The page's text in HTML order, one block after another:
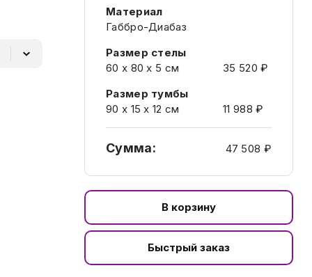
Материал
Габбро-Диабаз
Размер стелы
60 x 80 x 5 см
35 520 ₽
Размер тумбы
90 х 15 х 12 см
11 988 ₽
Сумма: 47 508 ₽
В корзину
Быстрый заказ